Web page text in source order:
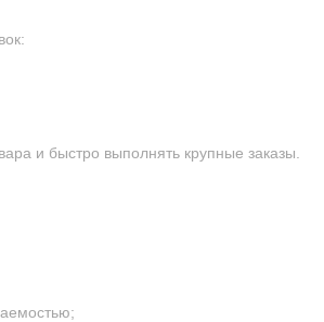
и быстро выполнять крупные заказы.